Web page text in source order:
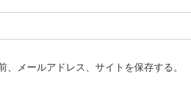
次の記事